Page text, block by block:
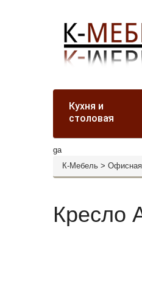
Кухня и
столовая
ga
К-Мебель >
Кресло